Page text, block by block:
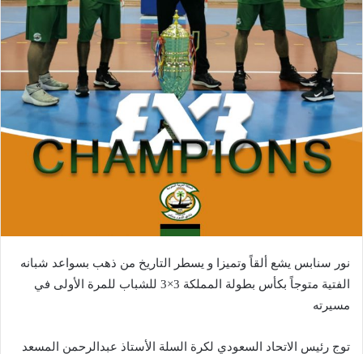
نور سنابس يشع ألقاً وتميزا و يسطر التاريخ من ذهب بسواعد شبانه
الفتية متوجاً بكأس بطولة المملكة 3×3 للشباب للمرة الأولى في
مسيرته
توج رئيس الاتحاد السعودي لكرة السلة الأستاذ عبدالرحمن المسعد